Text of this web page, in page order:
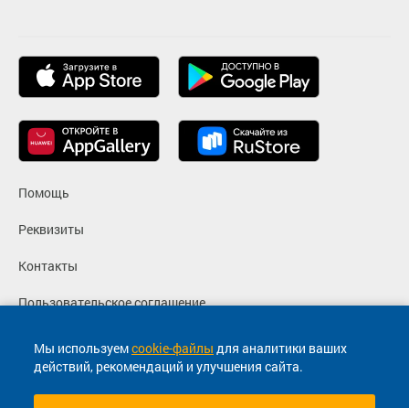
Мы используемcookie-файлы для аналитики ваших
действий, рекомендаций и улучшения сайта.
Помощь
Реквизиты
Контакты
Пользовательское соглашение
Политика конфиденциальности
Согласие на маркетинговые сообщения